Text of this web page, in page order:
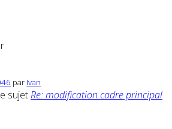
par Ivan
sujetRe: modification cadre principal